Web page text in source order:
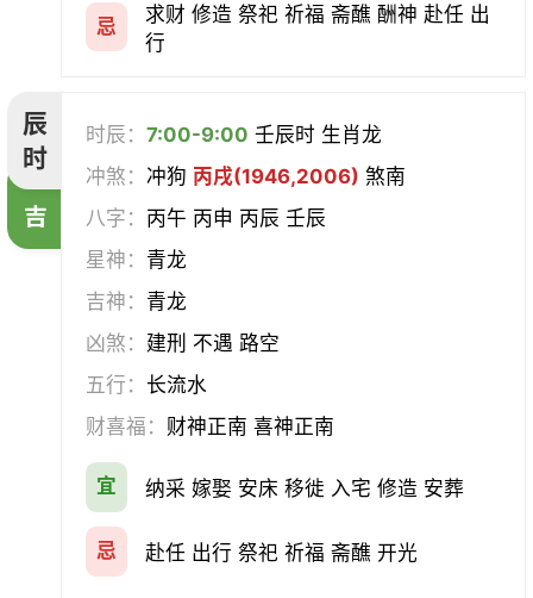
忌
求财 修造 祭祀 祈福 斋醮 酬神 赴任 出
行
辰
时
吉
时辰：7:00-9:00 壬辰时 生肖龙
冲煞：冲狗 丙戌(1946,2006) 煞南
八字： 丙午 丙申 丙辰 壬辰
星神： 青龙
吉神： 青龙
凶煞： 建刑 不遇 路空
五行： 长流水
财喜福： 财神正南 喜神正南
宜 纳采 嫁娶 安床 移徙 入宅 修造 安葬
忌 赴任 出行 祭祀 祈福 斋醮 开光